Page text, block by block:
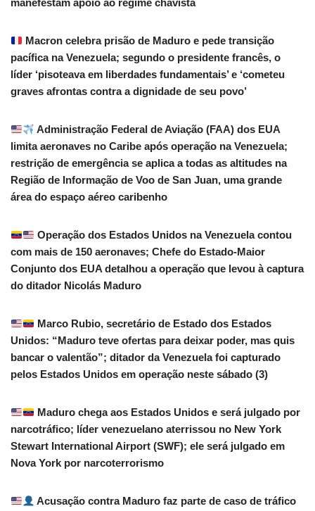
manefestam apoio ao regime chavista
Macron celebra prisão de Maduro e pede transição
pacífica na Venezuela; segundo o presidente francês, o
líder ‘pisoteava em liberdades fundamentais’ e ‘cometeu
graves afrontas contra a dignidade de seu povo’
Administração Federal de Aviação (FAA) dos EUA
limita aeronaves no Caribe após operação na Venezuela;
restrição de emergência se aplica a todas as altitudes na
Região de Informação de Voo de San Juan, uma grande
área do espaço aéreo caribenho
Operação dos Estados Unidos na Venezuela contou
com mais de 150 aeronaves; Chefe do Estado-Maior
Conjunto dos EUA detalhou a operação que levou à captura
do ditador Nicolás Maduro
Marco Rubio, secretário de Estado dos Estados
Unidos: “Maduro teve ofertas para deixar poder, mas quis
bancar o valentão”; ditador da Venezuela foi capturado
pelos Estados Unidos em operação neste sábado (3)
Maduro chega aos Estados Unidos e será julgado por
narcotráfico; líder venezuelano aterrissou no New York
Stewart International Airport (SWF); ele será julgado em
Nova York por narcoterrorismo
Acusação contra Maduro faz parte de caso de tráfico